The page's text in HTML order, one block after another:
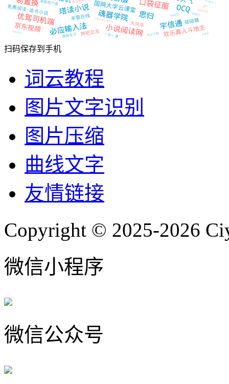
扫码保存到手机
词云教程
图片文字识别
图片压缩
曲线文字
友情链接
Copyright © 2025-2026
微信小程序
微信公众号